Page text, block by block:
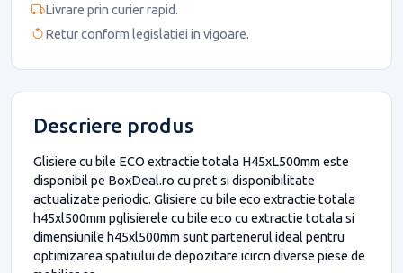
Livrare prin curier rapid.
Retur conform legislatiei in vigoare.
Descriere produs
Glisiere cu bile ECO extractie totala H45xL500mm este
disponibil pe BoxDeal.ro cu pret si disponibilitate
actualizate periodic. Glisiere cu bile eco extractie totala
h45xl500mm pglisierele cu bile eco cu extractie totala si
dimensiunile h45xl500mm sunt partenerul ideal pentru
optimizarea spatiului de depozitare icircn diverse piese de